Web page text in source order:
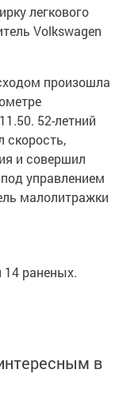
легкового
Volkswagen
произошла
52-летний
скорость,
и совершил
управлением
малолитражки
14 раненых.
в